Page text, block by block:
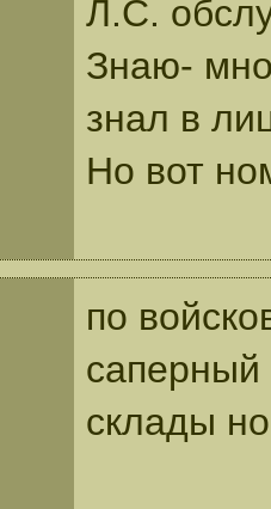
Л.С.
Знаю-
знал в
Но вот
по
саперный
склады